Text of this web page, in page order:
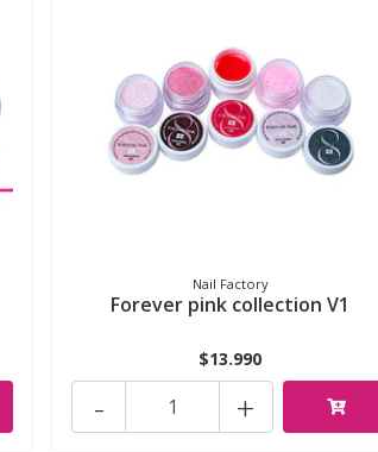
Nail Factory
Forever pink collection V1
$13.990
+
-